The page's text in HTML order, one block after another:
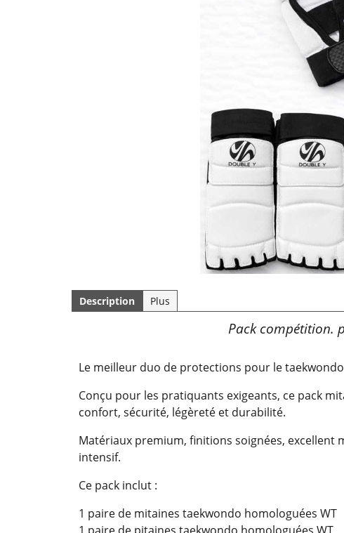
Description Plus
Pack compétition.
Le meilleur duo de protections pour le
Conçu pour les pratiquants exigeants, ce pack
confort, sécurité, légèreté et durabilité.
Matériaux premium, finitions soignées, excellent
intensif.
Ce pack inclut :
1 paire de mitaines taekwondo homologuées WT
1 paire de pitaines taekwondo homologuées WT